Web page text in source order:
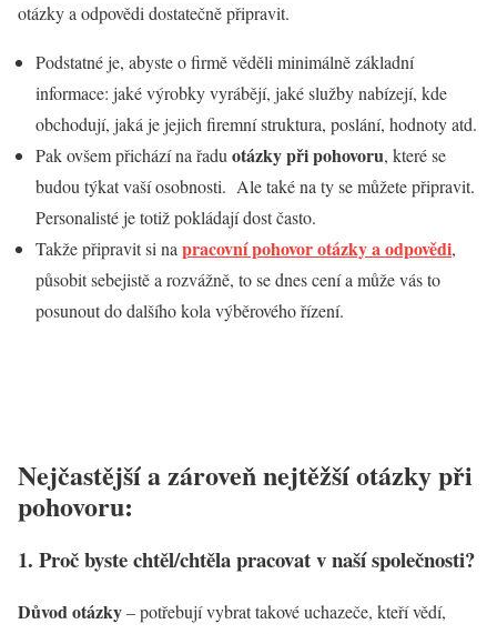
otázky a odpovědi dostatečně připravit.
Podstatné je, abyste o firmě věděli minimálně základní
informace: jaké výrobky vyrábějí, jaké služby nabízejí, kde
obchodují, jaká je jejich firemní struktura, poslání, hodnoty atd.
Pak ovšem přichází na řaduotázky při pohovoru, které se
budou týkat vaší osobnosti. Ale také na ty se můžete připravit.
Personalisté je totiž pokládají dost často.
Takže připravit si napracovní pohovor otázky a odpovědi,
působit sebejistě a rozvážně, to se dnes cení a může vás to
posunout do dalšího kola výběrového řízení.
Nejčastější a zároveň nejtěžší otázky při
pohovoru:
1. Proč byste chtěl/chtěla pracovat v naší společnosti?
Důvod otázky– potřebují vybrat takové uchazeče, kteří vědí,